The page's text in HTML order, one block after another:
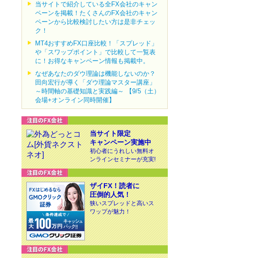
当サイトで紹介している全FX会社のキャン
ペーンを掲載！たくさんのFX会社のキャン
ペーンから比較検討したい方は是非チェッ
ク！
MT4おすすめFX口座比較！「スプレッド」
や「スワップポイント」で比較して一覧表
に！お得なキャンペーン情報も掲載中。
なぜあなたのダウ理論は機能しないのか？
田向宏行が導く「ダウ理論マスター講座」
～時間軸の基礎知識と実践編～ 【9/5（土）
会場+オンライン同時開催】
当サイト限定
キャンペーン実施中
初心者にうれしい無料オ
ンラインセミナーが充実!
ザイFX！読者に
圧倒的人気！
狭いスプレッドと高いス
ワップが魅力！